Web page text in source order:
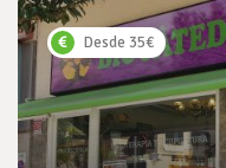
Desde 35€